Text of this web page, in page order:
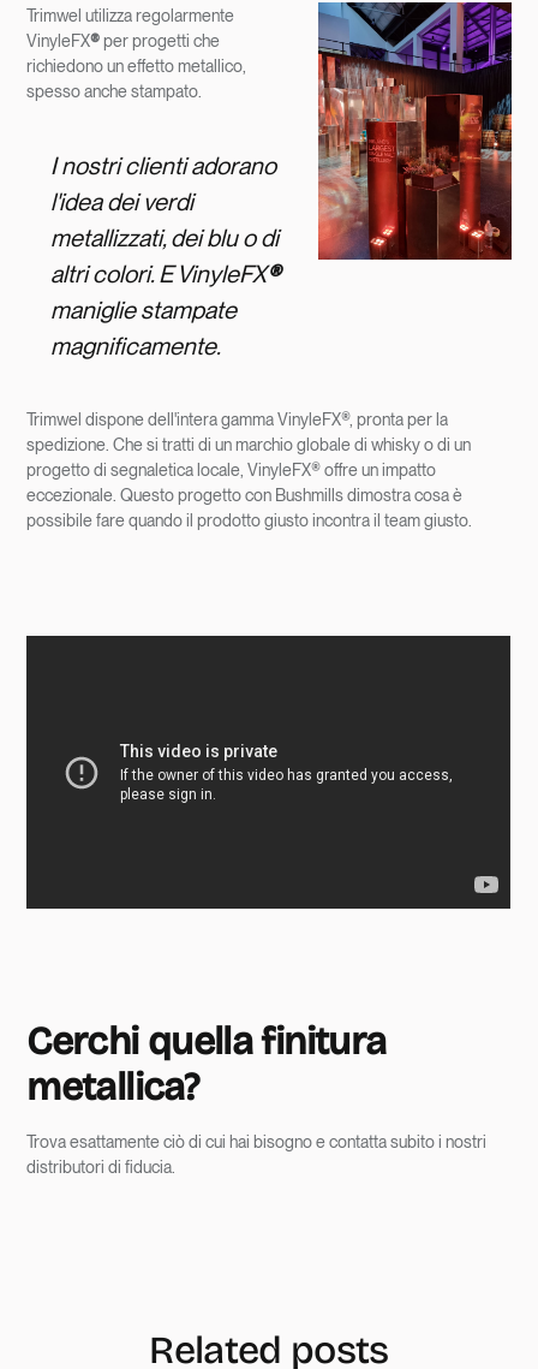
Trimwel utilizza regolarmente
VinyleFX®per progetti che
richiedono un effetto metallico,
spesso anche stampato.
I nostri clienti adorano
l'idea dei verdi
metallizzati, dei blu o di
altri colori. E VinyleFX®
maniglie stampate
magnificamente.
Trimwel dispone dell'intera gamma VinyleFX®, pronta per la
spedizione. Che si tratti di un marchio globale di whisky o di un
progetto di segnaletica locale, VinyleFX® offre un impatto
eccezionale. Questo progetto con Bushmills dimostra cosa è
possibile fare quando il prodotto giusto incontra il team giusto.
Cerchi quella finitura
metallica?
Trova esattamente ciò di cui hai bisogno e contatta subito i nostri
distributori di fiducia.
Related posts